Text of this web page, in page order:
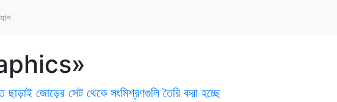
ছাড়াই জোড়ের সেট থেকে সংমিশ্রণগুলি তৈরি করা হচ্ছে